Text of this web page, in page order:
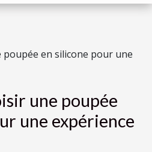
en silicone pour une
une poupée
une expérience